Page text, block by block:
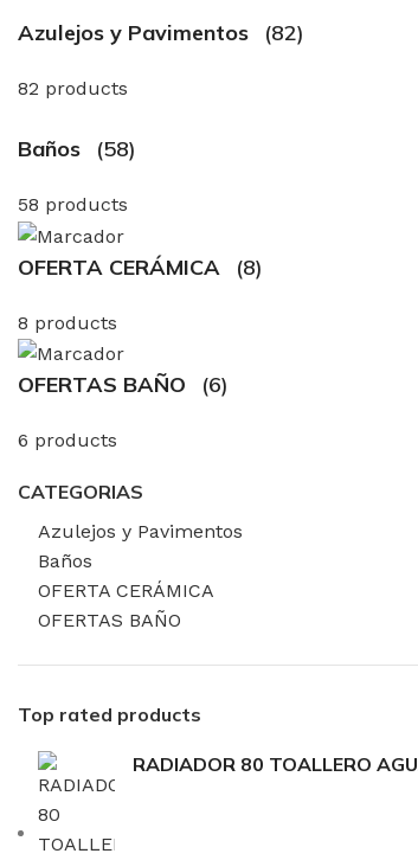
Azulejos y Pavimentos (82)
82 products
Baños (58)
58 products
OFERTA CERÁMICA (8)
8 products
OFERTAS BAÑO (6)
6 products
CATEGORIAS
Azulejos y Pavimentos
Baños
OFERTA CERÁMICA
OFERTAS BAÑO
Top rated products
RADIADOR 80 TOALLERO